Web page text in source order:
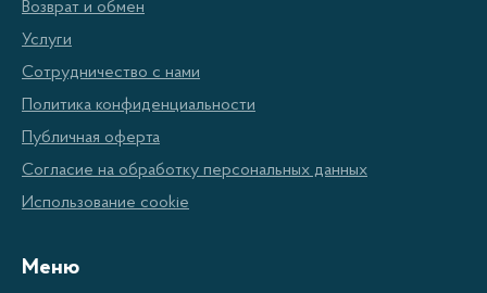
Возврат и обмен
Услуги
Сотрудничество с нами
Политика конфиденциальности
Публичная оферта
Согласие на обработку персональных данных
Использование cookie
Меню